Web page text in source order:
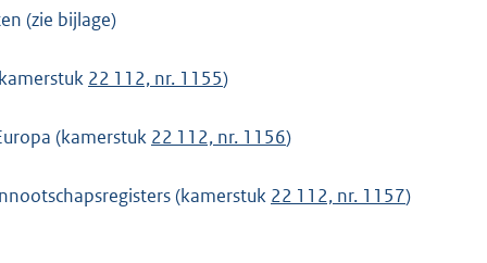
(zie bijlage)
22 112, nr. 1155)
(kamerstuk 22 112, nr. 1156)
(kamerstuk 22 112, nr. 1157)